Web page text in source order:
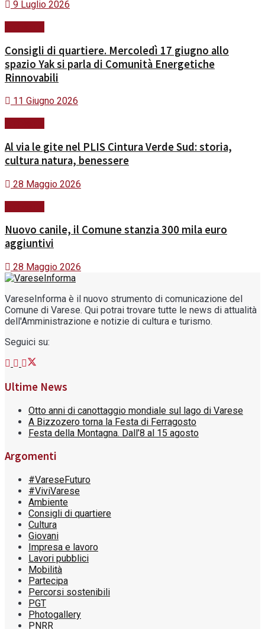
9 Luglio 2026
Consigli di quartiere. Mercoledì 17 giugno allo
spazio Yak si parla di Comunità Energetiche
Rinnovabili
11 Giugno 2026
Al via le gite nel PLIS Cintura Verde Sud: storia,
cultura natura, benessere
28 Maggio 2026
Nuovo canile, il Comune stanzia 300 mila euro
aggiuntivi
28 Maggio 2026
VareseInforma è il nuovo strumento di comunicazione del
Comune di Varese. Qui potrai trovare tutte le news di attualità
dell'Amministrazione e notizie di cultura e turismo.
Seguici su:
Ultime News
Otto anni di canottaggio mondiale sul lago di Varese
A Bizzozero torna la Festa di Ferragosto
Festa della Montagna. Dall’8 al 15 agosto
Argomenti
#VareseFuturo
#ViviVarese
Ambiente
Consigli di quartiere
Cultura
Giovani
Impresa e lavoro
Lavori pubblici
Mobilità
Partecipa
Percorsi sostenibili
PGT
Photogallery
PNRR